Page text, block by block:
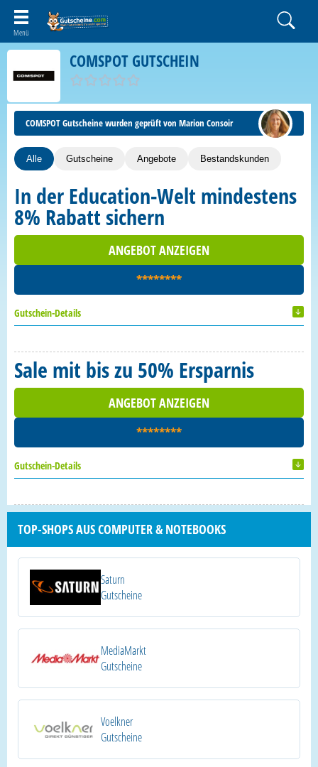
COMSPOT GUTSCHEIN
COMSPOT Gutscheine wurden geprüft von Marion Consoir
Alle Gutscheine Angebote Bestandskunden
In der Education-Welt mindestens
8% Rabatt sichern
ANGEBOT ANZEIGEN
********
Gutschein-Details
Sale mit bis zu 50% Ersparnis
ANGEBOT ANZEIGEN
********
Gutschein-Details
TOP-SHOPS AUS COMPUTER & NOTEBOOKS
Saturn
Gutscheine
MediaMarkt
Gutscheine
Voelkner
Gutscheine